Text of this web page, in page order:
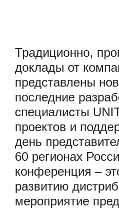
Традиционно,
доклады от
представлены
последние
специалисты
проектов и
день
60 регионах
конференция –
развитию
мероприятие